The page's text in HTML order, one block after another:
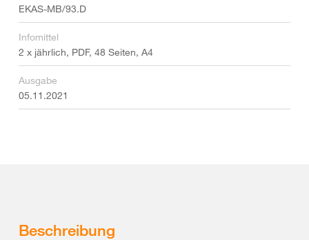
EKAS-MB/93.D
Infomittel
2 x jährlich, PDF, 48 Seiten, A4
Ausgabe
05.11.2021
Beschreibung